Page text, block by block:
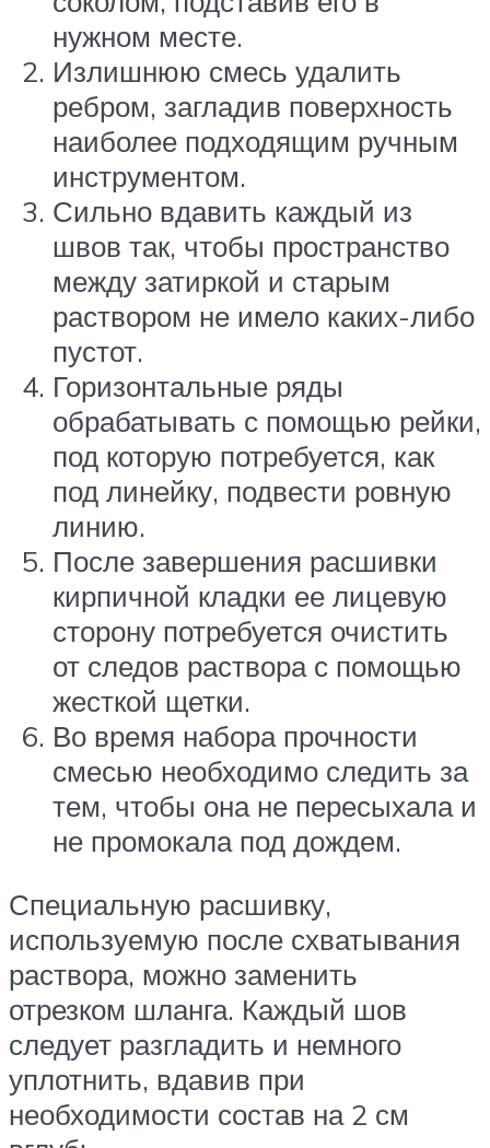
нужном месте.
Излишнюю смесь удалить
ребром, загладив поверхность
наиболее подходящим ручным
инструментом.
Сильно вдавить каждый из
швов так, чтобы пространство
между затиркой и старым
раствором не имело каких-либо
пустот.
Горизонтальные ряды
обрабатывать с помощью рейки,
под которую потребуется, как
под линейку, подвести ровную
линию.
После завершения расшивки
кирпичной кладки ее лицевую
сторону потребуется очистить
от следов раствора с помощью
жесткой щетки.
Во время набора прочности
смесью необходимо следить за
тем, чтобы она не пересыхала и
не промокала под дождем.
Специальную расшивку,
используемую после схватывания
раствора, можно заменить
отрезком шланга. Каждый шов
следует разгладить и немного
уплотнить, вдавив при
необходимости состав на 2 см